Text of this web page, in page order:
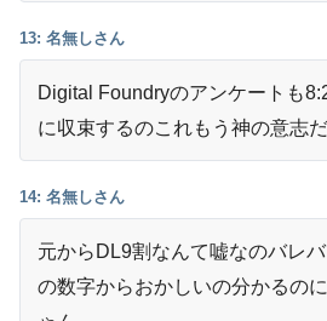
13: 名無しさん
Digital Foundryのアンケートも
に収束するのこれもう神の意志
14: 名無しさん
元からDL9割なんて嘘なのバレ
の数字からおかしいの分かるの